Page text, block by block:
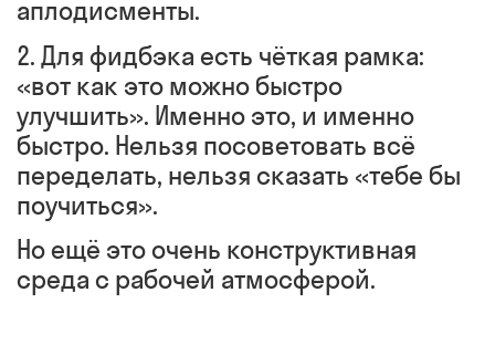
аплодисменты.
2. Для фидбэка есть чёткая рамка:
«вот как это можно быстро
улучшить». Именно это, и именно
быстро. Нельзя посоветовать всё
переделать, нельзя сказать «тебе бы
поучиться».
Но ещё это очень конструктивная
среда с рабочей атмосферой.